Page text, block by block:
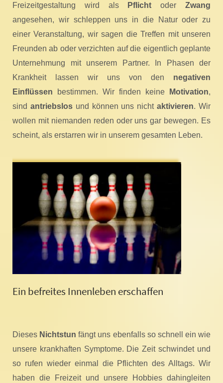
Freizeitgestaltung wird als
Pflicht oderZwang
angesehen, wir schleppen uns in die Natur oder zu
einer Veranstaltung, wir sagen die Treffen mit unseren
Freunden ab oder verzichten auf die eigentlich geplante
Unternehmung mit unserem Partner. In Phasen der
Krankheit lassen wir uns von den negativen
Einflüssen bestimmen. Wir finden keine Motivation,
sind antriebslosund können uns nichtaktivieren. Wir
wollen mit niemanden reden oder uns gar bewegen. Es
scheint, als erstarren wir in unserem gesamten Leben.
Ein befreites Innenleben erschaffen
Dieses Nichtstun fängt uns ebenfalls so schnell ein wie
unsere krankhaften Symptome. Die Zeit schwindet und
so rufen wieder einmal die Pflichten des Alltags. Wir
haben die Freizeit und unsere Hobbies dahingleiten